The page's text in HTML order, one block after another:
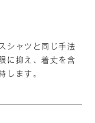
シャツと同じ手法
に抑え、着丈を含
します。